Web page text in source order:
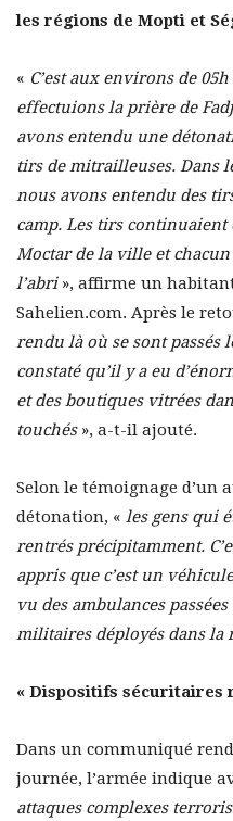
les régions de Mopti et
« C’est aux environs de
effectuions la prière de
avons entendu une
tirs de mitrailleuses. Dans
nous avons entendu des
camp. Les tirs continuaient
Moctar de la ville et chacun
l’abri», affirme un
Sahelien.com. Après le
rendu là où se sont passés
constaté qu’il y a eu
et des boutiques vitrées
touchés », a-t-il ajouté.
Selon le témoignage d’un
détonation, « les gens qui
rentrés précipitamment.
appris que c’est un
vu des ambulances
militaires déployés dans la
« Dispositifs sécuritaires
Dans un communiqué
journée, l’armée indique
attaques complexes